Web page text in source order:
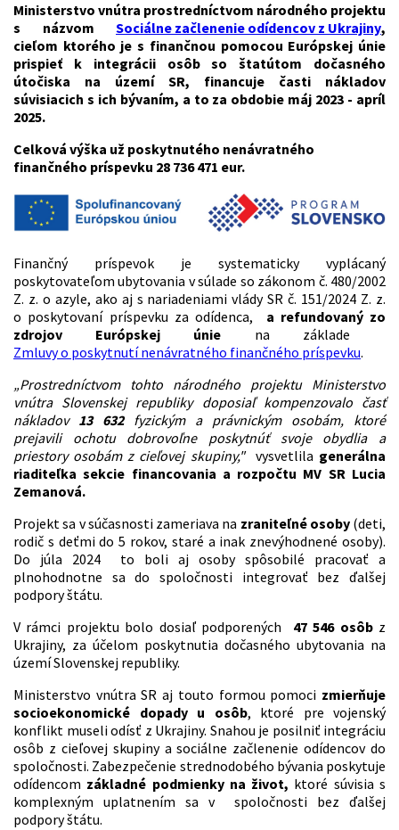
Ministerstvo vnútra prostredníctvom národného projektu
s názvom Sociálne začlenenie odídencov z Ukrajiny,
cieľom ktorého je s finančnou pomocou Európskej únie
prispieť k integrácii osôb so štatútom dočasného
útočiska na území SR, financuje časti nákladov
súvisiacich s ich bývaním, a to za obdobie máj 2023 - apríl
2025.
Celková výška už poskytnutého nenávratného
finančného príspevku 28 736 471 eur.
Finančný príspevok je systematicky vyplácaný
poskytovateľom ubytovania v súlade so zákonom č. 480/2002
Z. z. o azyle, ako aj s nariadeniami vlády SR č. 151/2024 Z. z.
o poskytovaní príspevku za odídenca, a refundovaný zo
zdrojov Európskej únie na základe
Zmluvy o poskytnutí nenávratného finančného príspevku.
„Prostredníctvom tohto národného projektu Ministerstvo
vnútra Slovenskej republiky doposiaľ kompenzovalo časť
nákladov 13 632fyzickým a právnickým osobám, ktoré
prejavili ochotu dobrovoľne poskytnúť svoje obydlia a
priestory osobám z cieľovej skupiny," vysvetlila generálna
riaditeľka sekcie financovania a rozpočtu MV SR Lucia
Zemanová.
Projekt sa v súčasnosti zameriava na zraniteľné osoby(deti,
rodič s deťmi do 5 rokov, staré a inak znevýhodnené osoby).
Do júla 2024 to boli aj osoby spôsobilé pracovať a
plnohodnotne sa do spoločnosti integrovať bez ďalšej
podpory štátu.
V rámci projektu bolo dosiaľ podporených 47 546 osôb z
Ukrajiny, za účelom poskytnutia dočasného ubytovania na
území Slovenskej republiky.
Ministerstvo vnútra SR aj touto formou pomoci zmierňuje
socioekonomické dopady u osôb, ktoré pre vojenský
konflikt museli odísť z Ukrajiny. Snahou je posilniť integráciu
osôb z cieľovej skupiny a sociálne začlenenie odídencov do
spoločnosti. Zabezpečenie strednodobého bývania poskytuje
odídencom základné podmienky na život, ktoré súvisia s
komplexným uplatnením sa v spoločnosti bez ďalšej
podpory štátu.